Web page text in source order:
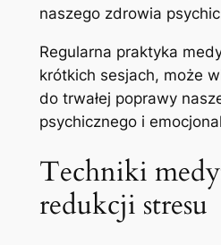
naszego zdrowia
Regularna praktyka
krótkich sesjach, może
do trwałej poprawy
psychicznego i
Techniki
redukcji stresu